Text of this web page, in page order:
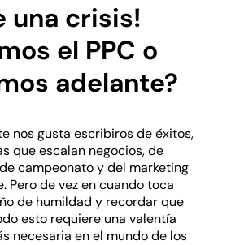
una crisis!
el PPC o
adelante?
nos gusta escribiros de éxitos,
que escalan negocios, de
campeonato y del marketing
Pero de vez en cuando toca
de humildad y recordar que
esto requiere una valentía
necesaria en el mundo de los